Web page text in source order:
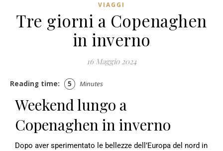
VIAGGI
Tre giorni a Copenaghen
in inverno
16 Maggio 2024
Reading time: 5 Minutes
Weekend lungo a
Copenaghen in inverno
Dopo aver sperimentato le bellezze dell’Europa del nord in